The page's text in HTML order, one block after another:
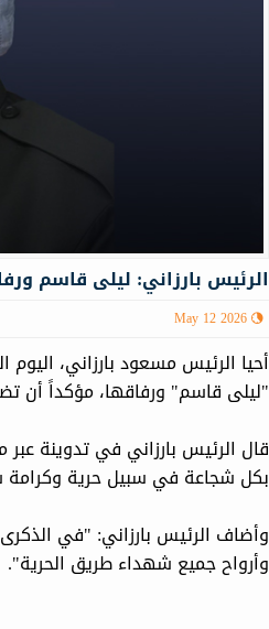
الرئيس بارزاني: ليلى قاسم
May 12 2026
"ليلى قاسم" ورفاقها، مؤكداً أن
قال الرئيس بارزاني في تدوينة
بكل شجاعة في سبيل حرية وكرامة
وأضاف الرئيس بارزاني: "في
وأرواح جميع شهداء طريق الحرية".